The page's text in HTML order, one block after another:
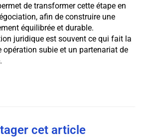
de transformer cette étape en
afin de construire une
équilibrée et durable.
juridique est souvent ce qui fait la
opération subie et un partenariat de
cet article